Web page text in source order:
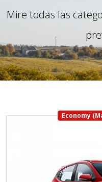
Mire todas las
Economy